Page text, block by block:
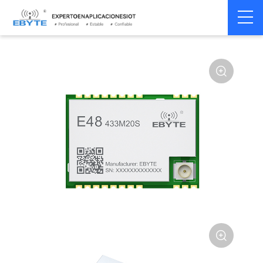
Home > Módulo > SPI/SOC/UART

